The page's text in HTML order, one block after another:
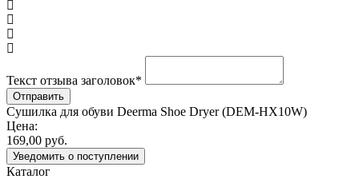
Текст отзыва заголовок*
Сушилка для обуви Deerma Shoe Dryer (DEM-HX10W)
Цена:
169,00 руб.
Уведомить о поступлении
Каталог